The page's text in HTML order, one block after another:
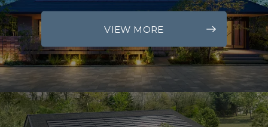
VIEW MORE